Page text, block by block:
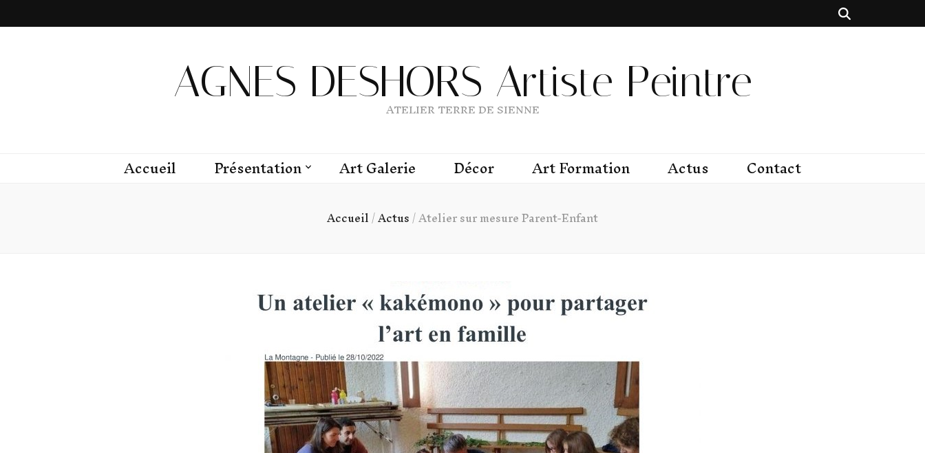
AGNES DESHORS Artiste Peintre
ATELIER TERRE DE SIENNE
Accueil Présentation Art Galerie Décor Art Formation Actus Contact
Accueil/Actus/Atelier sur mesure Parent-Enfant